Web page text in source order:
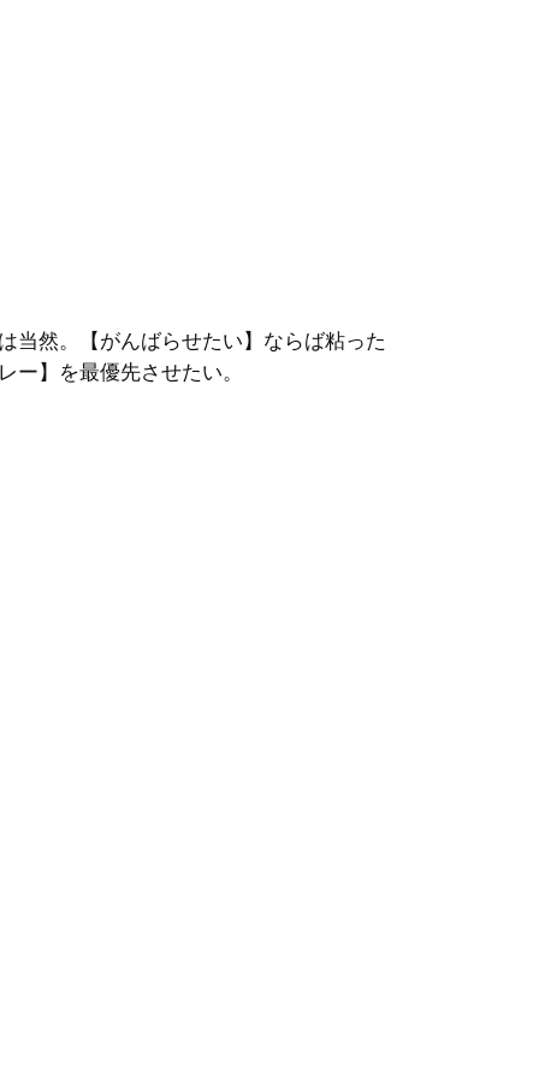
当然。【がんばらせたい】ならば粘った
】を最優先させたい。